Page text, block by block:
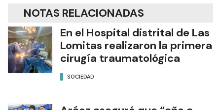
NOTAS RELACIONADAS
En el Hospital distrital de Las
Lomitas realizaron la primera
cirugía traumatológica
SOCIEDAD